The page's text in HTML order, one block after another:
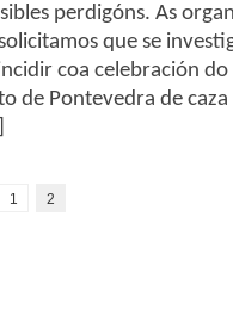
perdigóns. As
que se
coa celebración
de Pontevedra de
1 2